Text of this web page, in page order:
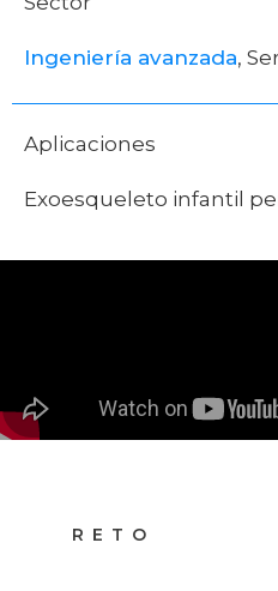
Ingeniería avanzada,
Aplicaciones
Exoesqueleto infantil
RETO